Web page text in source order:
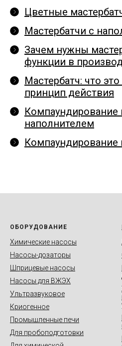
Цветные
Мастербатчи с
Зачем нужны
функции в
Мастербатч: что
принцип действия
Компаундирование
наполнителем
ОБОРУДОВАНИЕ
Химические насосы
Насосы-дозаторы
Шприцевые насосы
Насосы для ВЖЭХ
Ультразвуковое
Криогенное
Промышленные печи
Для пробоподготовки